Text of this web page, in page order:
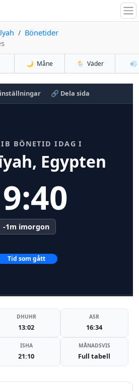
Bönetider
🌙 Måne 🌦️ Väder 💨
🔗 Dela sida
BÖNETID IDAG I
Egypten
-1m imorgon
Tid som gått
DHUHR
13:02
ASR
16:34
ISHA
21:10
MÅNADSVIS
Full tabell